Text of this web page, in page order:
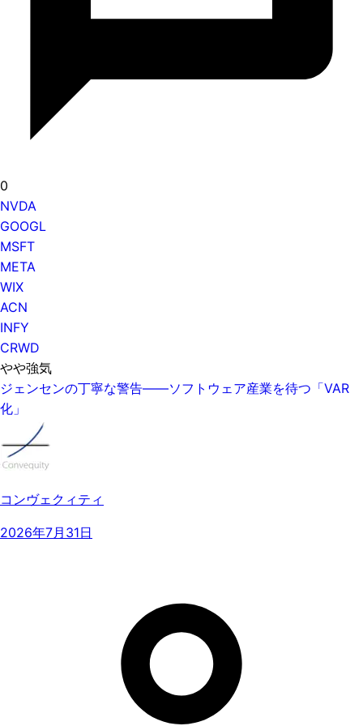
0
NVDA
GOOGL
MSFT
META
WIX
ACN
INFY
CRWD
やや強気
ジェンセンの丁寧な警告——ソフトウェア産業を待つ「VAR
化」
コンヴェクィティ
2026年7月31日